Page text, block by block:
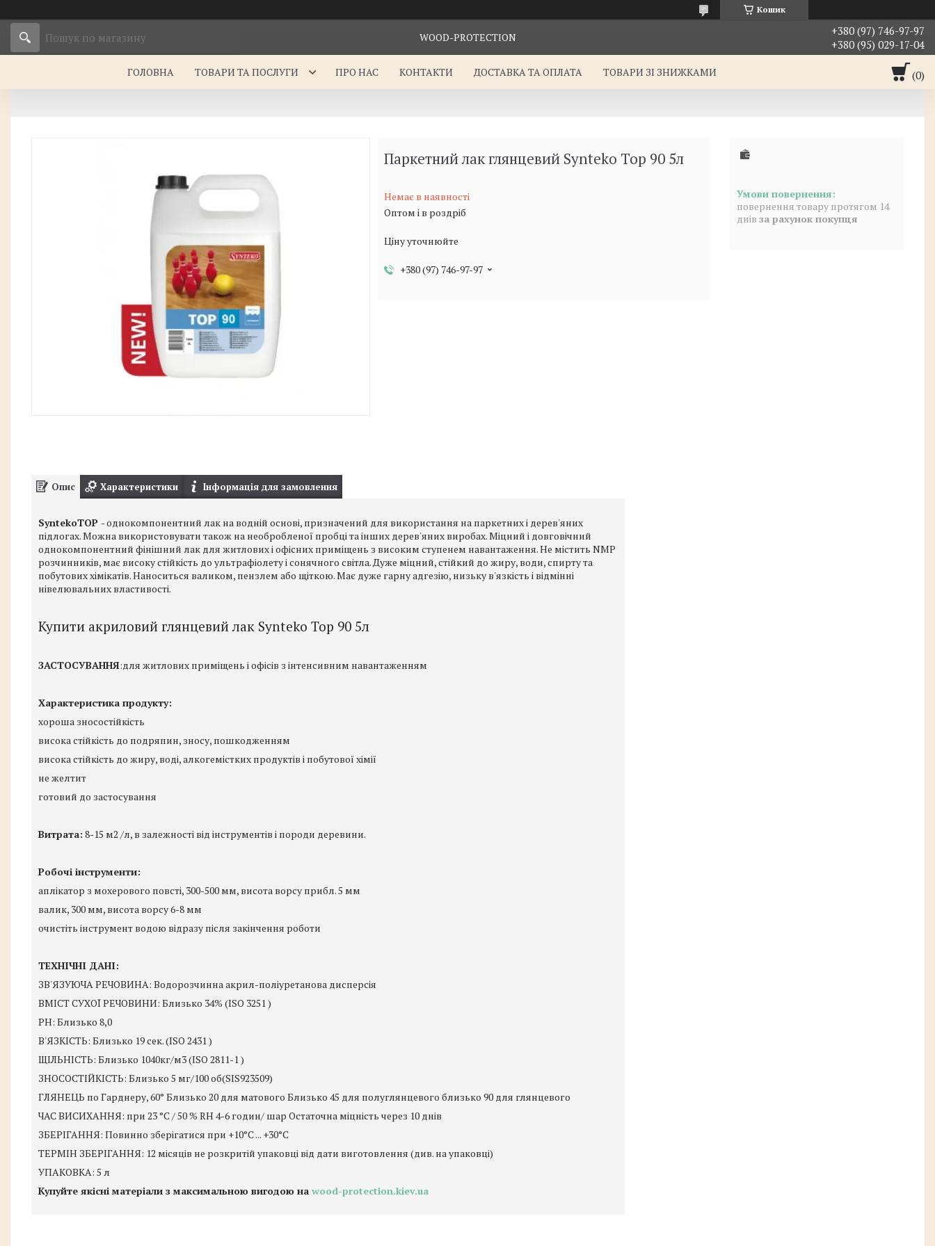
Кошик
WOOD-PROTECTION
+380 (97) 746-97-97
+380 (95) 029-17-04
ГОЛОВНА ТОВАРИ ТА ПОСЛУГИ ПРО НАС КОНТАКТИ ДОСТАВКА ТА ОПЛАТА ТОВАРИ ЗІ ЗНИЖКАМИ
Паркетний лак глянцевий Synteko Top 90 5л
Немає в наявності
Оптом і в роздріб
Ціну уточнюйте
+380 (97) 746-97-97
повернення товару протягом 14
днів за рахунок покупця
Опис Характеристики Інформація для замовлення
SyntekoTOP - однокомпонентний лак на водній основі, призначений для використання на паркетних і дерев'яних
підлогах. Можна використовувати також на необробленої пробці та інших дерев'яних виробах. Міцний і довговічний
однокомпонентний фінішний лак для житлових і офісних приміщень з високим ступенем навантаження. Не містить NMP
розчинників, має високу стійкість до ультрафіолету і сонячного світла. Дуже міцний, стійкий до жиру, води, спирту та
побутових хімікатів. Наноситься валиком, пензлем або щіткою. Має дуже гарну адгезію, низьку в'язкість і відмінні
нівелювальних властивості.
Купити акриловий глянцевий лак Synteko Top 90 5л
ЗАСТОСУВАННЯ:для житлових приміщень і офісів з інтенсивним навантаженням
Характеристика продукту:
хороша зносостійкість
висока стійкість до подряпин, зносу, пошкодженням
висока стійкість до жиру, воді, алкогемістких продуктів і побутової хімії
не желтит
готовий до застосування
Витрата: 8-15 м2 /л, в залежності від інструментів і породи деревини.
Робочі інструменти:
аплікатор з мохерового повсті, 300-500 мм, висота ворсу прибл. 5 мм
валик, 300 мм, висота ворсу 6-8 мм
очистіть інструмент водою відразу після закінчення роботи
ТЕХНІЧНІ ДАНІ:
ЗВ'ЯЗУЮЧА РЕЧОВИНА: Водорозчинна акрил-поліуретанова дисперсія
ВМІСТ СУХОЇ РЕЧОВИНИ: Близько 34% (ISO 3251 )
PH: Близько 8,0
В'ЯЗКІСТЬ: Близько 19 сек. (ISO 2431 )
ЩІЛЬНІСТЬ: Близько 1040кг/м3 (ISO 2811-1 )
ЗНОСОСТІЙКІСТЬ: Близько 5 мг/100 об(SIS923509)
ГЛЯНЕЦЬ по Гарднеру, 60° Близько 20 для матового Близько 45 для полуглянцевого близько 90 для глянцевого
ЧАС ВИСИХАННЯ: при 23 °C / 50 % RH 4-6 годин/ шар Остаточна міцність через 10 днів
ЗБЕРІГАННЯ: Повинно зберігатися при +10°C ... +30°C
ТЕРМІН ЗБЕРІГАННЯ: 12 місяців не розкритій упаковці від дати виготовлення (див. на упаковці)
УПАКОВКА: 5 л
Купуйте якісні матеріали з максимальною вигодою на wood-protection.kiev.ua